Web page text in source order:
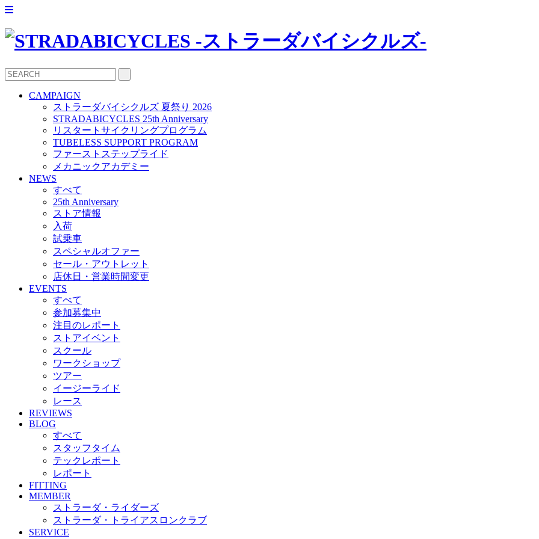
CAMPAIGN
ストラーダバイシクルズ 夏祭り 2026
STRADABICYCLES 25th Anniversary
リスタートサイクリングプログラム
TUBELESS SUPPORT PROGRAM
ファーストステップライド
メカニックアカデミー
NEWS
すべて
25th Anniversary
ストア情報
入荷
試乗車
スペシャルオファー
セール・アウトレット
店休日・営業時間変更
EVENTS
すべて
参加募集中
注目のレポート
ストアイベント
スクール
ワークショップ
ツアー
イージーライド
レース
REVIEWS
BLOG
すべて
スタッフタイム
テックレポート
レポート
FITTING
MEMBER
ストラーダ・ライダーズ
ストラーダ・トライアスロンクラブ
SERVICE